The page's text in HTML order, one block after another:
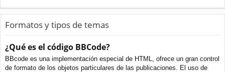
Formatos y tipos de temas
¿Qué es el código BBCode?
BBcode es una implementación especial de HTML, ofrece un gran control
de formato de los objetos particulares de las publicaciones. El uso de